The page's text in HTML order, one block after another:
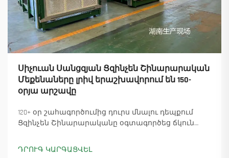
Սիչուան Սանցզյան Ցզինչեն Շինարարական
Մեքենաները լրիվ երաշխավորում են 150-
օրյա արշավը
120+ օր շահագործումից դուրս մնալու դեպքում
Ցզինչեն Շինարարականը օգտագործեց ճկուն
ապահովելով 18 աշտարակային ճանկային
ԴՐՈՒԳ ԿԱՐԳԱՑՎԵԼ